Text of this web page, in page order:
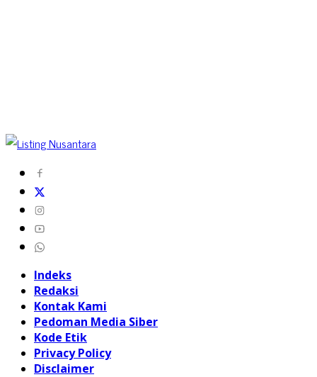
Indeks
Redaksi
Kontak Kami
Pedoman Media Siber
Kode Etik
Privacy Policy
Disclaimer